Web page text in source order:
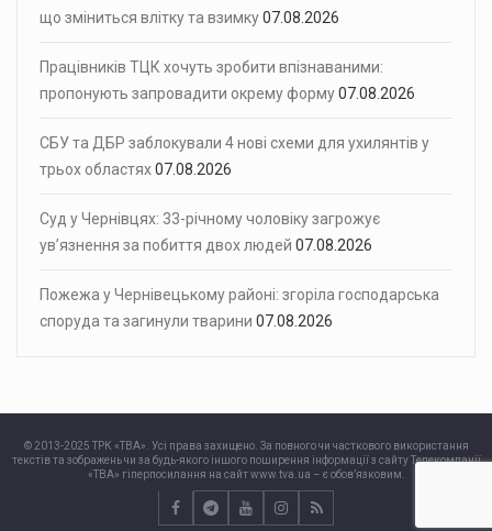
що зміниться влітку та взимку07.08.2026
Працівників ТЦК хочуть зробити впізнаваними:
пропонують запровадити окрему форму07.08.2026
СБУ та ДБР заблокували 4 нові схеми для ухилянтів у
трьох областях07.08.2026
Суд у Чернівцях: 33-річному чоловіку загрожує
ув’язнення за побиття двох людей 07.08.2026
Пожежа у Чернівецькому районі: згоріла господарська
споруда та загинули тварини 07.08.2026
© 2013-2025 ТРК «ТВА». Усі права захищено. За повного чи часткового використання
текстів та зображень чи за будь-якого іншого поширення інформації з сайту Телекомпанії
«ТВА» гіперпосилання на сайт www.tva.ua – є обов’язковим.